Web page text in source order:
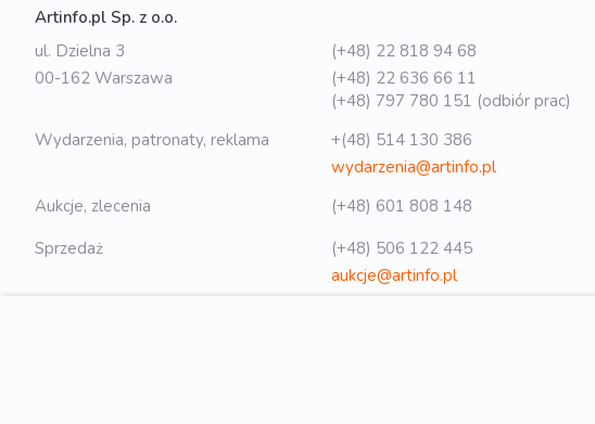
Artinfo.pl Sp. z o.o.
ul. Dzielna 3
00-162 Warszawa
(+48) 22 818 94 68
(+48) 22 636 66 11
(+48) 797 780 151 (odbiór prac)
Wydarzenia, patronaty, reklama
+(48) 514 130 386
wydarzenia@artinfo.pl
Aukcje, zlecenia
(+48) 601 808 148
Sprzedaż
(+48) 506 122 445
aukcje@artinfo.pl